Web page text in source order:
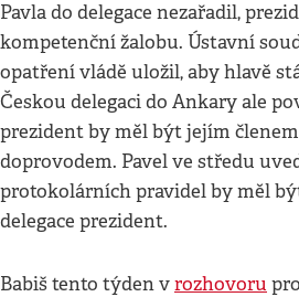
Pavla do delegace nezařadil,
kompetenční žalobu. Ústavní
opatření vládě uložil, aby hlavě
Českou delegaci do Ankary ale
prezident by měl být jejím
doprovodem. Pavel ve středu
protokolárních pravidel by měl
delegace prezident.
Babiš tento týden vrozhovoru